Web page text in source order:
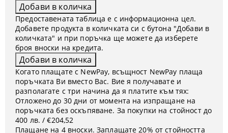
Предоставената таблица е с информационна цел.
Добавете продукта в количката си с бутона "Добави в
количката" и при поръчка ще можете да изберете
броя вноски на кредита.
Когато плащате с NewPay, всъщност NewPay плаща
поръчката Ви вместо Вас. Вие я получавате и
разполагате с три начина да я платите към тях:
Отложено до 30 дни от момента на изпращане на
поръчката без оскъпяване. За покупки на стойност до
400 лв. / €204,52
Плащане на 4 вноски. Заплащате 20% от стойността